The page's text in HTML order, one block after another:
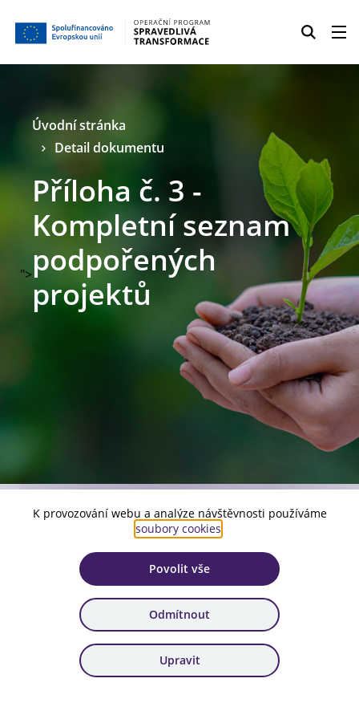
">
Úvodní stránka
Detail dokumentu
Příloha č. 3 -
Kompletní seznam
podpořených
projektů
Číslo aktuální verze:
od 16. 10. 2023
K provozování webu a analýze návštěvnosti používáme
soubory cookies
Povolit vše
Odmítnout
Upravit